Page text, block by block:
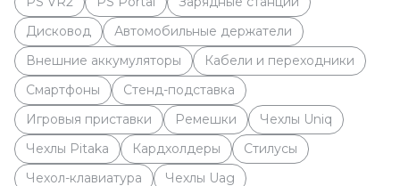
Дисковод
Автомобильные держатели
Внешние аккумуляторы
Кабели и переходники
Смартфоны
Стенд-подставка
Игровыя приставки
Ремешки
Чехлы Uniq
Чехлы Pitaka
Кардхолдеры
Стилусы
Чехол-клавиатура
Чехлы Uag